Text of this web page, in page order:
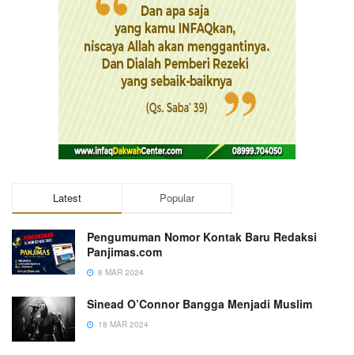
Latest Popular
Pengumuman Nomor Kontak Baru Redaksi
Panjimas.com
8 MAR 2024
Sinead O’Connor Bangga Menjadi Muslim
18 MAR 2024